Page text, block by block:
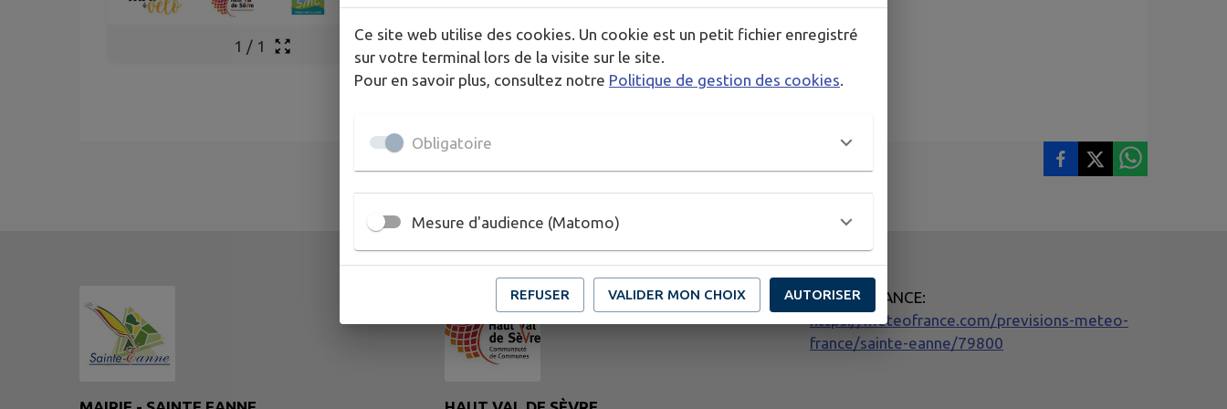
1 / 1
Publié par SMC79
METEO FRANCE:
https://meteofrance.com/previsions-meteo-
france/sainte-eanne/79800
Ce site web utilise des cookies. Un cookie est un petit fichier enregistré
sur votre terminal lors de la visite sur le site.
Pour en savoir plus, consultez notre Politique de gestion des cookies.
Obligatoire
Mesure d'audience (Matomo)
REFUSER VALIDER MON CHOIX AUTORISER